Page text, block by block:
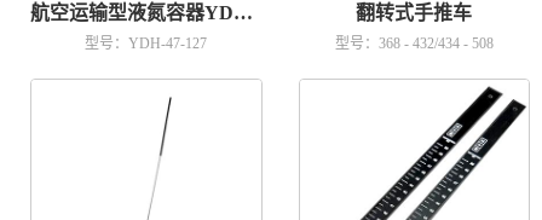
航空运输型液氮容器YDH-47-127
型号：YDH-47-127
翻转式手推车
型号：368 - 432/434 - 508